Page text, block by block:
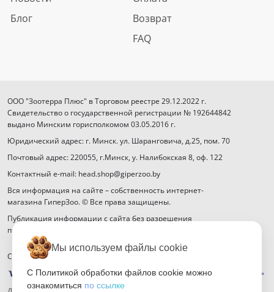
Блог
Возврат
FAQ
ООО "Зоотерра Плюс" в Торговом реестре 29.12.2022 г.
Свидетельство о государственной регистрации № 192644842
выдано Минским горисполкомом 03.05.2016 г.
Юридический адрес: г. Минск. ул. Шаранговича, д.25, пом. 70
Почтовый адрес: 220055, г.Минск, у. Налибокская 8, оф. 122
Контактный e-mail: head.shop@giperzoo.by
Вся информация на сайте – собственность интернет-
магазина ГиперЗоо. © Все права защищены.
Публикация информации с сайта без разрешения
правообладателя запрещена.
Способы оплаты
Мы используем файлы cookie
С Политикой обработки файлов cookie можно
ознакомиться по ссылке